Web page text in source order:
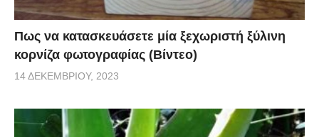
Πως να κατασκευάσετε μία ξεχωριστή ξύλινη
κορνίζα φωτογραφίας (Βίντεο)
14 ΔΕΚΕΜΒΡΊΟΥ, 2023